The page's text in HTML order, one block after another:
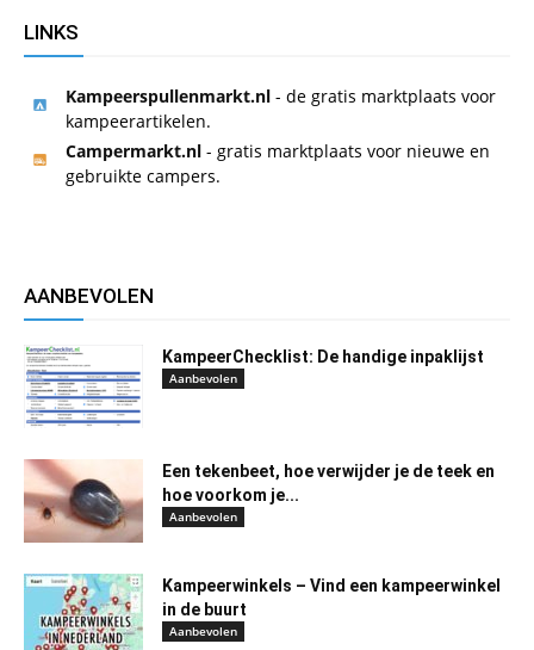
LINKS
Kampeerspullenmarkt.nl - de gratis marktplaats voor
kampeerartikelen.
Campermarkt.nl - gratis marktplaats voor nieuwe en
gebruikte campers.
AANBEVOLEN
KampeerChecklist: De handige inpaklijst
Aanbevolen
Een tekenbeet, hoe verwijder je de teek en
hoe voorkom je...
Aanbevolen
Kampeerwinkels – Vind een kampeerwinkel
in de buurt
Aanbevolen